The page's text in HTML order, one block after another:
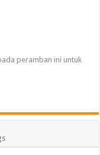
peramban ini untuk